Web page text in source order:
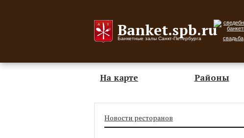
Banket.spb.ru
Банкетные залы Санкт-Петербурга
свадьба
На карте Районы
Новости ресторанов